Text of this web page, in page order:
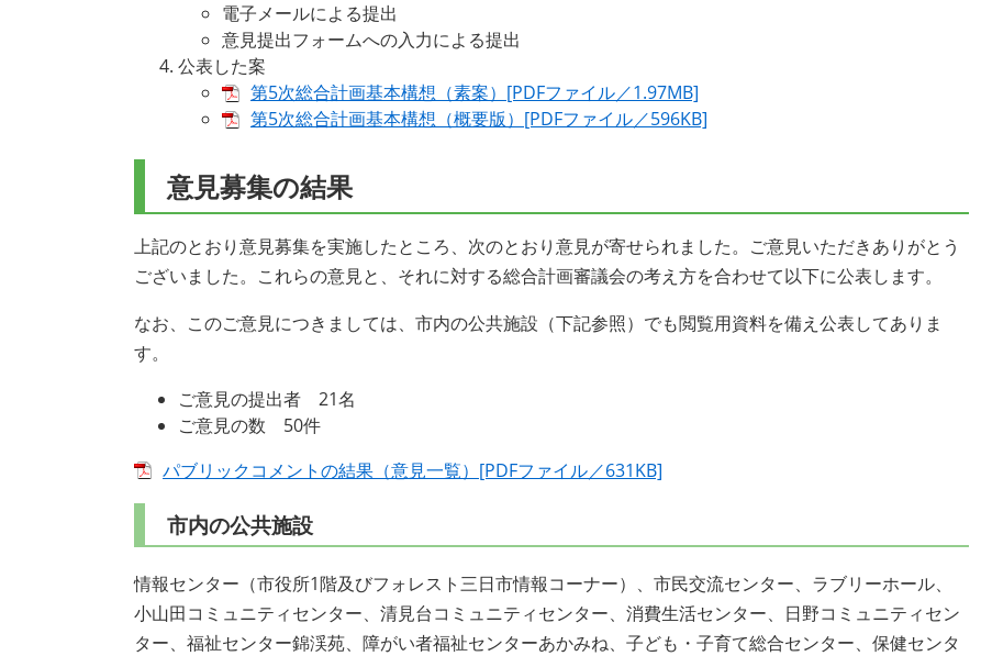
電子メールによる提出
意見提出フォームへの入力による提出
公表した案
第5次総合計画基本構想（素案）[PDFファイル／1.97MB]
第5次総合計画基本構想（概要版）[PDFファイル／596KB]
意見募集の結果
上記のとおり意見募集を実施したところ、次のとおり意見が寄せられました。ご意見いただきありがとう
ございました。これらの意見と、それに対する総合計画審議会の考え方を合わせて以下に公表します。
なお、このご意見につきましては、市内の公共施設（下記参照）でも閲覧用資料を備え公表してありま
す。
ご意見の提出者 21名
ご意見の数 50件
パブリックコメントの結果（意見一覧）[PDFファイル／631KB]
市内の公共施設
情報センター（市役所1階及びフォレスト三日市情報コーナー）、市民交流センター、ラブリーホール、
小山田コミュニティセンター、清見台コミュニティセンター、消費生活センター、日野コミュニティセン
ター、福祉センター錦渓苑、障がい者福祉センターあかみね、子ども・子育て総合センター、保健センタ